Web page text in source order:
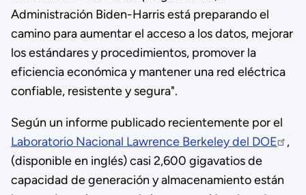
Administración Biden-Harris está preparando el
camino para aumentar el acceso a los datos, mejorar
los estándares y procedimientos, promover la
eficiencia económica y mantener una red eléctrica
confiable, resistente y segura".
Según un informe publicado recientemente por el
Laboratorio Nacional Lawrence Berkeley del DOE
,
(disponible en inglés) casi 2,600 gigavatios de
capacidad de generación y almacenamiento están